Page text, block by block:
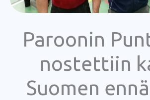
Paroonin
nostettiin
Suomen